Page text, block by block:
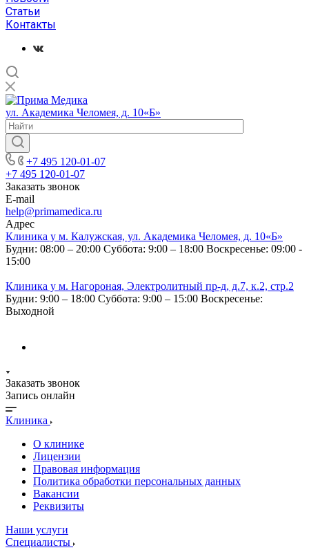
Статьи
Контакты
ул. Академика Челомея, д. 10«Б»
+7 495 120-01-07
+7 495 120-01-07
Заказать звонок
E-mail
help@primamedica.ru
Адрес
Клиника у м. Калужская, ул. Академика Челомея, д. 10«Б»
Будни: 08:00 – 20:00 Суббота: 9:00 – 18:00 Воскресенье: 09:00 -
15:00
Клиника у м. Нагороная, Электролитный пр-д, д.7, к.2, стр.2
Будни: 9:00 – 18:00 Суббота: 9:00 – 15:00 Воскресенье:
Выходной
Заказать звонок
Запись онлайн
Клиника
О клинике
Лицензии
Правовая информация
Политика обработки персональных данных
Вакансии
Реквизиты
Наши услуги
Специалисты